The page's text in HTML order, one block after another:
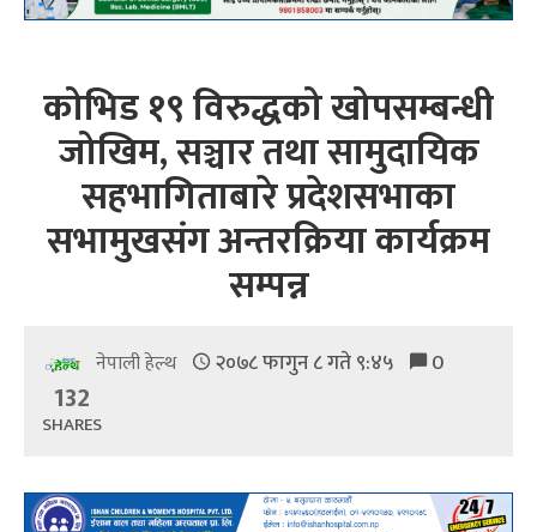
कोभिड १९ विरुद्धको खोपसम्बन्धी
जोखिम, सञ्चार तथा सामुदायिक
सहभागिताबारे प्रदेशसभाका
सभामुखसंग अन्तरक्रिया कार्यक्रम
सम्पन्न
नेपाली हेल्थ २०७८ फागुन ८ गते ९:४५ 0
132
SHARES